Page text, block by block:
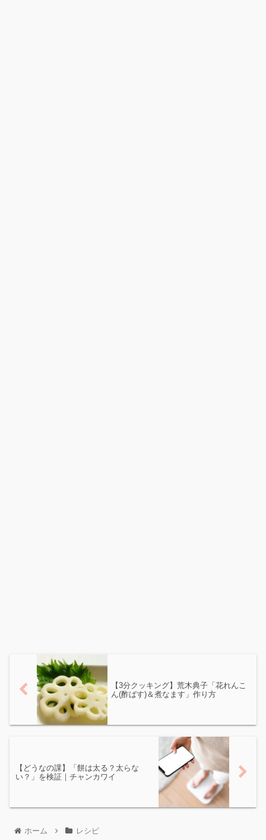
【3分クッキング】荒木典子「花れんこ
ん(酢ばす)＆煮なます」作り方
【どうなの課】「餅は太る？太らな
い？」を検証｜チャンカワイ
ホーム レシピ